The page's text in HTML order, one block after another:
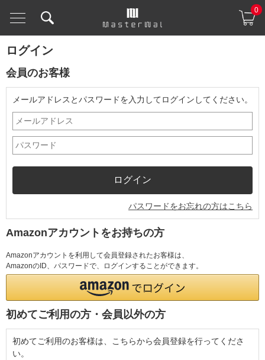
0
ログイン
会員のお客様
メールアドレスとパスワードを入力してログインしてください。
パスワードをお忘れの方はこちら
Amazonアカウントをお持ちの方
Amazonアカウントを利用して会員登録されたお客様は、
AmazonのID、パスワードで、ログインすることができます。
初めてご利用の方・会員以外の方
初めてご利用のお客様は、こちらから会員登録を行ってくださ
い。